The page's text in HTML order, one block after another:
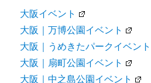
大阪イベント
大阪｜万博公園イベント
大阪｜うめきたパークイベント
大阪｜扇町公園イベント
大阪｜中之島公園イベント